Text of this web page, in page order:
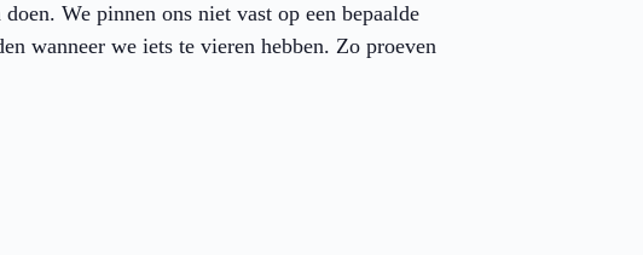
We pinnen ons niet vast op een bepaalde
wanneer we iets te vieren hebben. Zo proeven